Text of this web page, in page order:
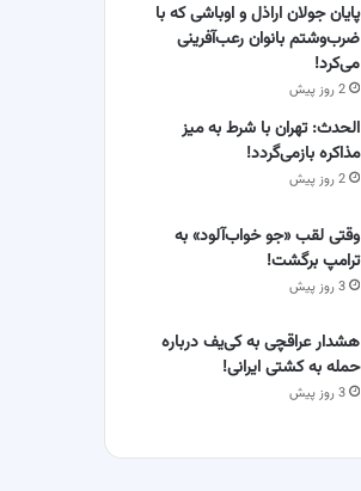
پایان جولان اراذل و اوباشی که با
ضرب‌وشتم بانوان رعب‌آفرینی
می‌کرد!
2 روز پیش
الحدث: تهران با شرط به میز
مذاکره بازمی‌گردد!
2 روز پیش
وقتی لقب «جو خواب‌آلود» به
ترامپ برگشت!
3 روز پیش
هشدار عراقچی به کی‌یف درباره
حمله به کشتی ایرانی!
3 روز پیش